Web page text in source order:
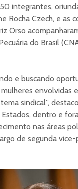
integrantes,
Rocha Czech, e as
Orso
do Brasil
e buscando
envolvidas
sindical”,
dentro e
nas áreas
de segunda